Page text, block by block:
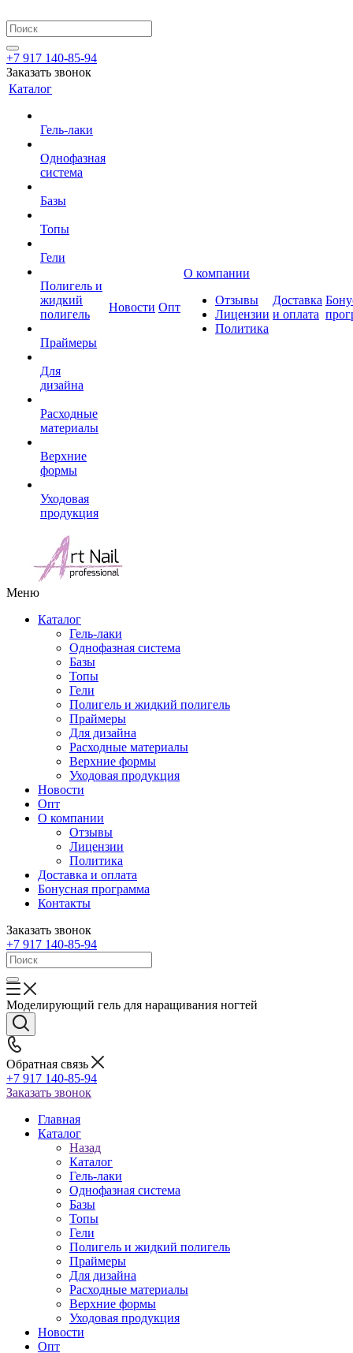
+7 917 140-85-94
Заказать звонок
Каталог
Гель-лаки
Однофазная
система
Базы
Топы
Гели
Полигель и
жидкий
полигель
Праймеры
Для
дизайна
Расходные
материалы
Верхние
формы
Уходовая
продукция
Новости Опт
О компании
Отзывы
Лицензии
Политика
Доставка
и оплата
Меню
Каталог
Гель-лаки
Однофазная система
Базы
Топы
Гели
Полигель и жидкий полигель
Праймеры
Для дизайна
Расходные материалы
Верхние формы
Уходовая продукция
Новости
Опт
О компании
Отзывы
Лицензии
Политика
Доставка и оплата
Бонусная программа
Контакты
Заказать звонок
+7 917 140-85-94
Моделирующий гель для наращивания ногтей
Обратная связь
+7 917 140-85-94
Заказать звонок
Главная
Каталог
Назад
Каталог
Гель-лаки
Однофазная система
Базы
Топы
Гели
Полигель и жидкий полигель
Праймеры
Для дизайна
Расходные материалы
Верхние формы
Уходовая продукция
Новости
Опт